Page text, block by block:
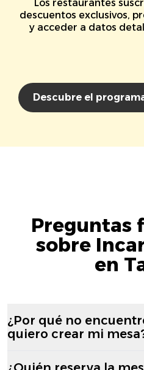
Los restaurantes
descuentos exclusivos,
y acceder a datos
Descubre el
Preguntas
sobre
en
¿Por qué no
quiero crear mi